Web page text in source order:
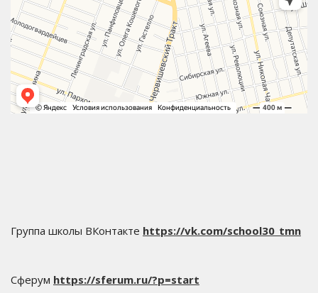
Группа школы ВКонтакте https://vk.com/school30_tmn
Сферум https://sferum.ru/?p=start